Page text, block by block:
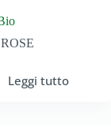
Leggi tutto